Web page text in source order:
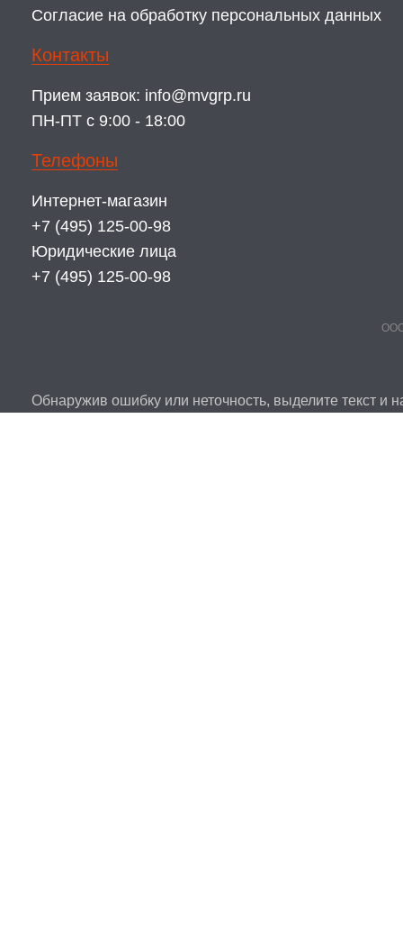
Согласие на обработку персональных данных
Контакты
Прием заявок: info@mvgrp.ru
ПН-ПТ с 9:00 - 18:00
Телефоны
Интернет-магазин
+7 (495) 125-00-98
Юридические лица
+7 (495) 125-00-98
ООО
Обнаружив ошибку или неточность, выделите текст и